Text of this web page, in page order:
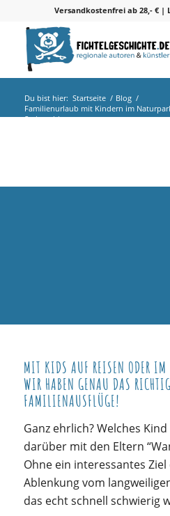
Versandkostenfrei ab 28,- € |
Du bist hier: Startseite / Blog /
Familienurlaub mit Kindern im
Steinwald
MIT KIDS AUF REISEN ODER IM
WIR HABEN GENAU DAS
FAMILIENAUSFLÜGE!
Ganz ehrlich? Welches
darüber mit den Eltern
Ohne ein interessantes
Ablenkung vom
das echt schnell schwierig